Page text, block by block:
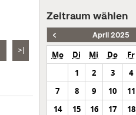
>|
Zeitraum wählen
April 2025
Mo Di Mi Do Fr
1
2 3 4
7
8 9 10 11
14
15 16 17 18